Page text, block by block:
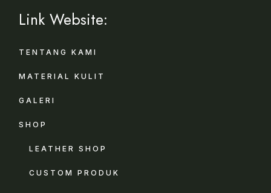
Link Website:
TENTANG KAMI
MATERIAL KULIT
GALERI
SHOP
LEATHER SHOP
CUSTOM PRODUK